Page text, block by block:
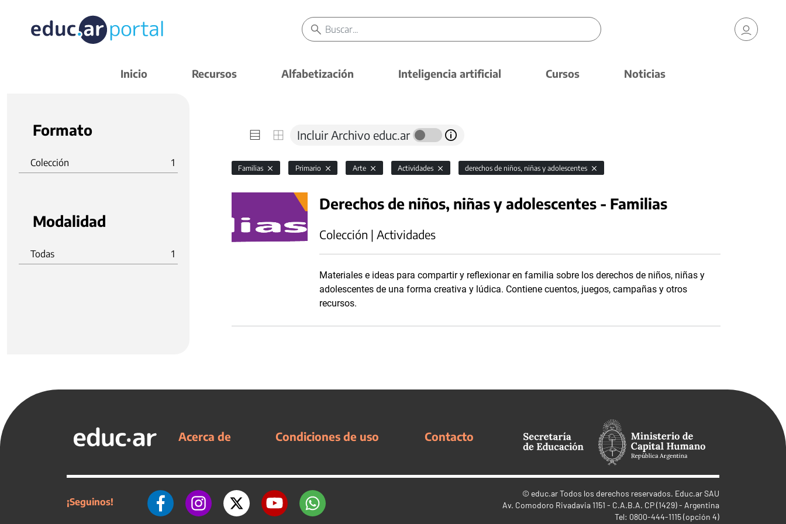
Inicio Recursos Alfabetización Inteligencia artificial Cursos Noticias
Formato
Colección 1
Modalidad
Todas 1
Incluir Archivo educ.ar
Familias Primario Arte Actividades derechos de niños, niñas y adolescentes
Derechos de niños, niñas y adolescentes - Familias
Colección | Actividades
Materiales e ideas para compartir y reflexionar en familia sobre los derechos de niños, niñas y
adolescentes de una forma creativa y lúdica. Contiene cuentos, juegos, campañas y otros
recursos.
Acerca de Condiciones de uso Contacto
¡Seguinos!
© educ.arTodos los derechos reservados. Educ.ar SAU
Av. Comodoro Rivadavia 1151 - C.A.B.A. CP (1429) - Argentina
Tel: 0800-444-1115 (opción 4)